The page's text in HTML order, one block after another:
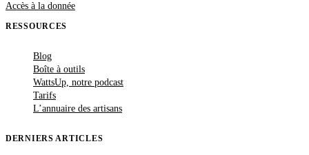
Accès à la donnée
RESSOURCES
Blog
Boîte à outils
WattsUp, notre podcast
Tarifs
L’annuaire des artisans
DERNIERS ARTICLES